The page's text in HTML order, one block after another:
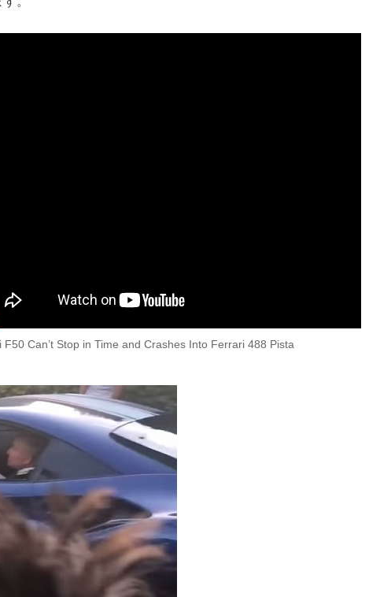
F50 Can’t Stop in Time and Crashes Into Ferrari 488 Pista